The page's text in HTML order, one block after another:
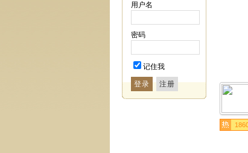
用户名
密码
记住我
登录